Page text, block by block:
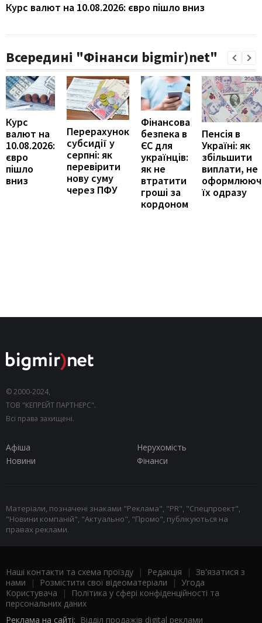
Курс валют на 10.08.2026: євро пішло вниз
Всередині "Фінанси bigmir)net"
Курс
валют на
10.08.2026:
євро
пішло
вниз
Перерахунок
субсидії у
серпні: як
перевірити
нову суму
через ПФУ
Фінансова
безпека в
ЄС для
українців:
як не
втратити
гроші за
кордоном
Пенсія в
Україні: як
збільшити
виплати, не
їх одразу
© 2000-2024,
ТОВ "КЕПРЕЙТ ПАРТНЕРС".
Всі права захищені.
Афіша
Нерухомість
Новини
Фінанси
Матеріали, позначені знаками "Реклама", "PR", "Спецпроект",
"Новини компаній", "Актуально", "Промо", публікуються на
правах реклами.
Наші контакти та схема проїзду | Редакція | Зв'язатися з
нами | Розмістити свої відеоматеріали | Угода
Користувача |
Політика у сфері конфіденційності та
персональних даних
Реклама на сайті: Відділ продажів digital реклами